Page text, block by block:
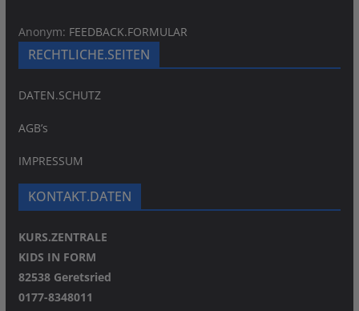
Anonym: FEEDBACK.FORMULAR
RECHTLICHE.SEITEN
DATEN.SCHUTZ
AGB’s
IMPRESSUM
KONTAKT.DATEN
KURS.ZENTRALE
KIDS IN FORM
82538 Geretsried
0177-8348011